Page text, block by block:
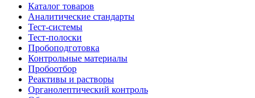
Каталог товаров
Аналитические стандарты
Тест-системы
Тест-полоски
Пробоподготовка
Контрольные материалы
Пробоотбор
Реактивы и растворы
Органолептический контроль